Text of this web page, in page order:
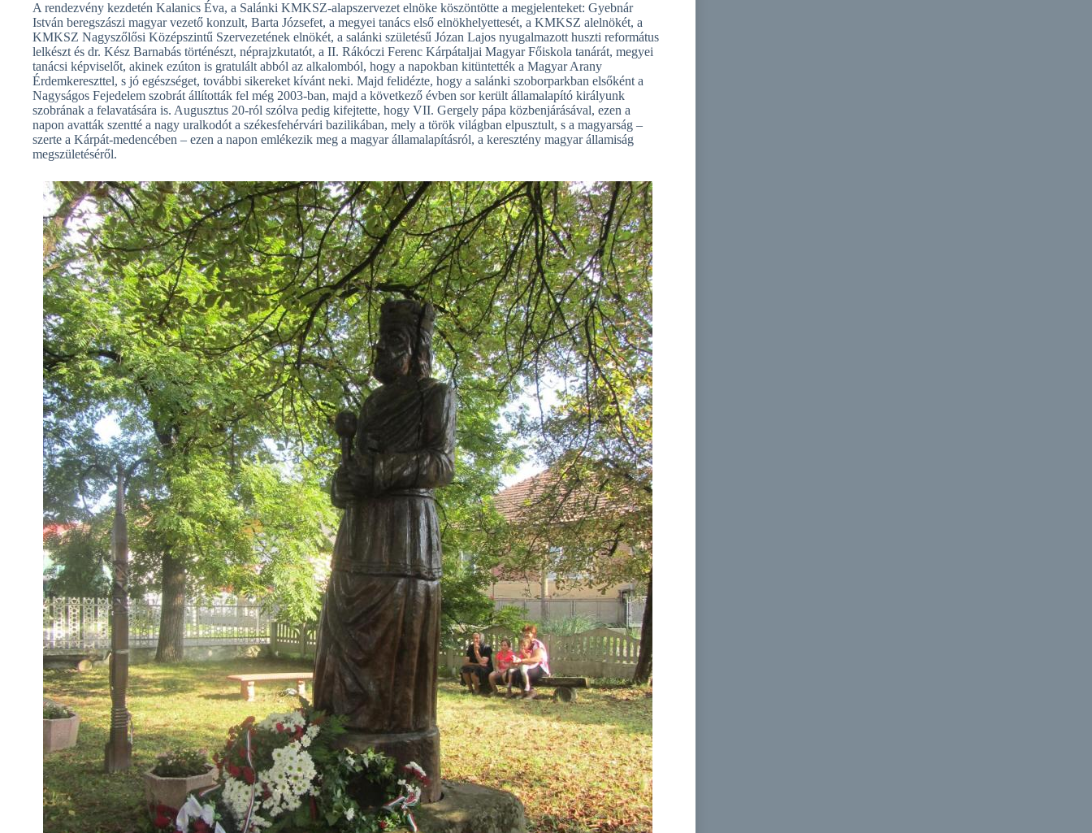
A rendezvény kezdetén Kalanics Éva, a Salánki KMKSZ-alapszervezet elnöke köszöntötte a megjelenteket: Gyebnár
István beregszászi magyar vezető konzult, Barta Józsefet, a megyei tanács első elnökhelyettesét, a KMKSZ alelnökét, a
KMKSZ Nagyszőlősi Középszintű Szervezetének elnökét, a salánki születésű Józan Lajos nyugalmazott huszti református
lelkészt és dr. Kész Barnabás történészt, néprajzkutatót, a II. Rákóczi Ferenc Kárpátaljai Magyar Főiskola tanárát, megyei
tanácsi képviselőt, akinek ezúton is gratulált abból az alkalomból, hogy a napokban kitüntették a Magyar Arany
Érdemkereszttel, s jó egészséget, további sikereket kívánt neki. Majd felidézte, hogy a salánki szoborparkban elsőként a
Nagyságos Fejedelem szobrát állították fel még 2003-ban, majd a következő évben sor került államalapító királyunk
szobrának a felavatására is. Augusztus 20-ról szólva pedig kifejtette, hogy VII. Gergely pápa közbenjárásával, ezen a
napon avatták szentté a nagy uralkodót a székesfehérvári bazilikában, mely a török világban elpusztult, s a magyarság –
szerte a Kárpát-medencében – ezen a napon emlékezik meg a magyar államalapításról, a keresztény magyar államiság
megszületéséről.